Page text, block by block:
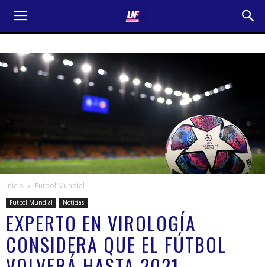
Inicio Futbol Mundial
Futbol Mundial Noticias
EXPERTO EN VIROLOGÍA
CONSIDERA QUE EL FÚTBOL